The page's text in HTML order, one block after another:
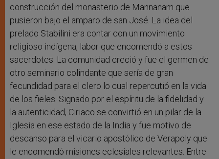
construcción del monasterio de Mannanam que
pusieron bajo el amparo de san José. La idea del
prelado Stabilini era contar con un movimiento
religioso indígena, labor que encomendó a estos
sacerdotes. La comunidad creció y fue el germen de
otro seminario colindante que sería de gran
fecundidad para el clero lo cual repercutió en la vida
de los fieles. Signado por el espíritu de la fidelidad y
la autenticidad, Ciriaco se convirtió en un pilar de la
Iglesia en ese estado de la India y fue motivo de
descanso para el vicario apostólico de Verapoly que
le encomendó misiones eclesiales relevantes. Entre